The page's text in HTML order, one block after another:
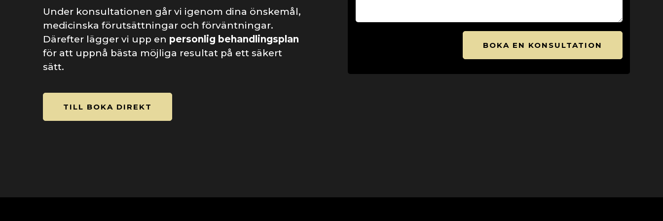
Under konsultationen går vi igenom dina önskemål,
medicinska förutsättningar och förväntningar.
Därefter lägger vi upp en personlig behandlingsplan
för att uppnå bästa möjliga resultat på ett säkert
sätt.
TILL BOKA DIREKT
BOKA EN KONSULTATION